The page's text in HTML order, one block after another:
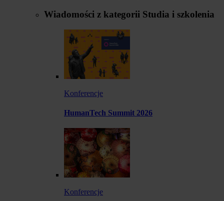
Wiadomości z kategorii Studia i szkolenia
Konferencje
HumanTech Summit 2026
Konferencje